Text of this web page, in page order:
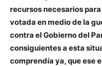
recursos necesarios
votada en medio de la
contra el Gobierno del
consiguientes a esta
comprendía ya, que ese